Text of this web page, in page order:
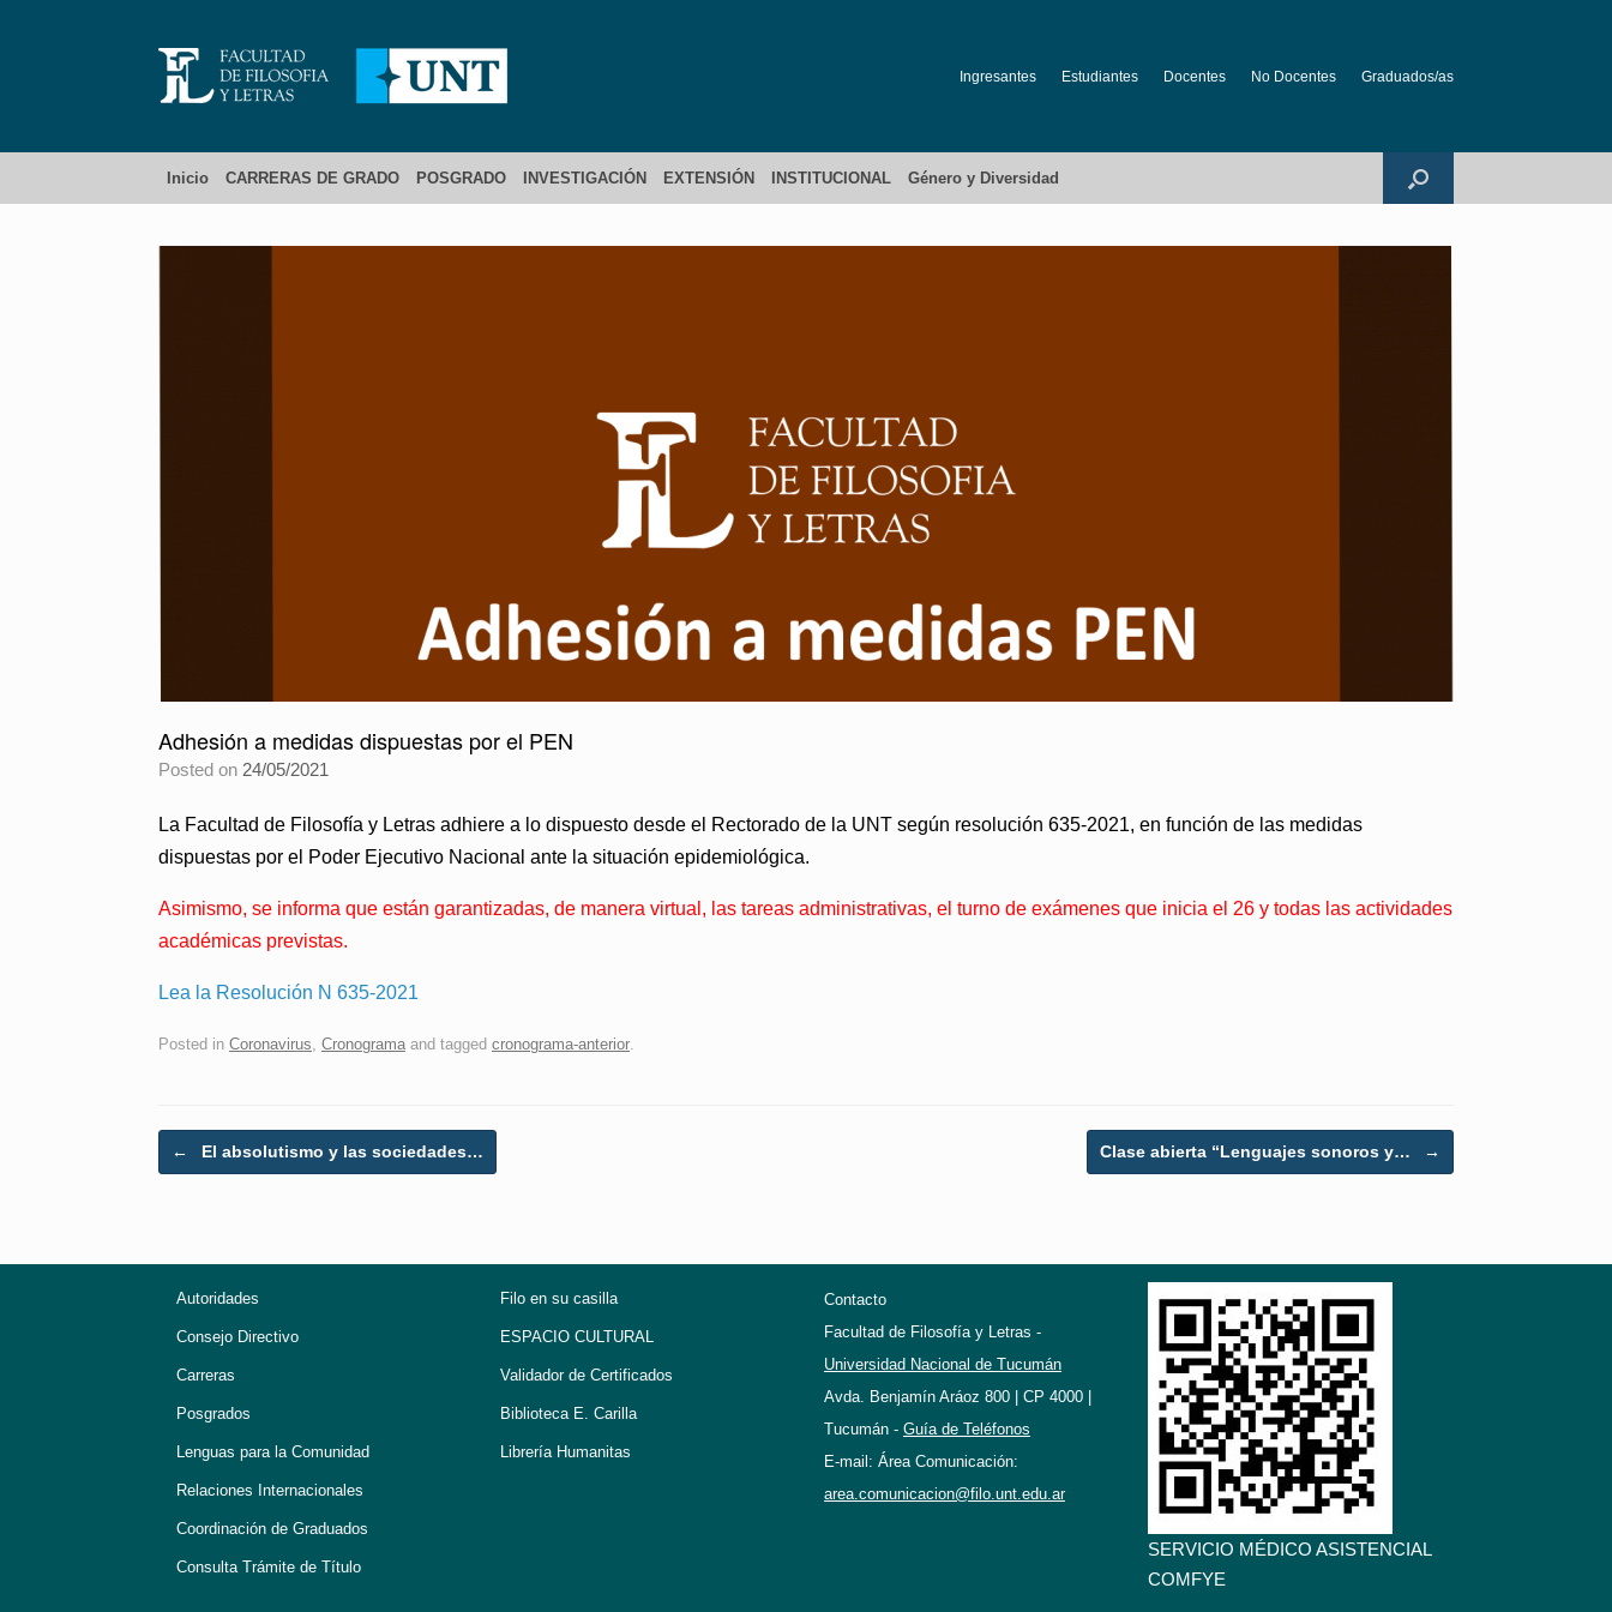
Ingresantes Estudiantes Docentes No Docentes Graduados/as
Inicio CARRERAS DE GRADO POSGRADO INVESTIGACIÓN EXTENSIÓN INSTITUCIONAL Género y Diversidad
Adhesión a medidas dispuestas por el PEN
Posted on 24/05/2021
La Facultad de Filosofía y Letras adhiere a lo dispuesto desde el Rectorado de la UNT según resolución 635-2021, en función de las medidas
dispuestas por el Poder Ejecutivo Nacional ante la situación epidemiológica.
Asimismo, se informa que están garantizadas, de manera virtual, las tareas administrativas, el turno de exámenes que inicia el 26 y todas las actividades
académicas previstas.
Lea la Resolución N 635-2021
Posted in Coronavirus, Cronograma and tagged cronograma-anterior.
Post navigation
← El absolutismo y las sociedades… Clase abierta “Lenguajes sonoros y… →
Autoridades
Consejo Directivo
Carreras
Posgrados
Lenguas para la Comunidad
Relaciones Internacionales
Coordinación de Graduados
Consulta Trámite de Título
Filo en su casilla
ESPACIO CULTURAL
Validador de Certificados
Biblioteca E. Carilla
Librería Humanitas
Contacto
Facultad de Filosofía y Letras -
Universidad Nacional de Tucumán
Avda. Benjamín Aráoz 800 | CP 4000 |
Tucumán - Guía de Teléfonos
E-mail: Área Comunicación:
area.comunicacion@filo.unt.edu.ar
SERVICIO MÉDICO ASISTENCIAL
COMFYE